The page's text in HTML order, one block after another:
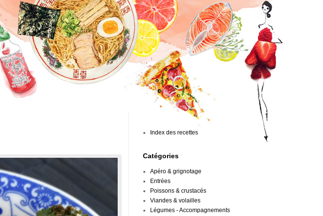
Index des recettes
Catégories
Apéro & grignotage
Entrées
Poissons & crustacés
Viandes & volailles
Légumes - Accompagnements